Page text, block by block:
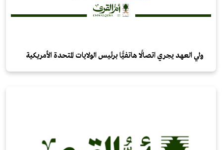
ولي العهد يجري اتصالًا هاتفيًّا برئيس الولايات المتحدة الأمريكية